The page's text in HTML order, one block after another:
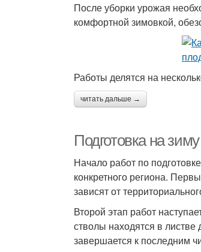
После уборки урожая
комфортной зимовкой,
Работы делятся на
читать дальше →
Подготовка на
Начало работ по
конкретного региона.
зависят от
Второй этап работ
стволы находятся в
завершается к последним